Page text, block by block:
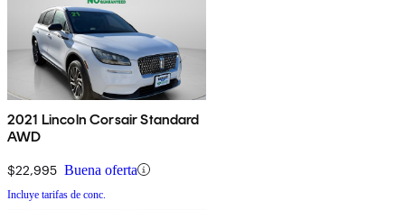
2021 Lincoln Corsair Standard
AWD
$22,995 Buena oferta
Incluye tarifas de conc.